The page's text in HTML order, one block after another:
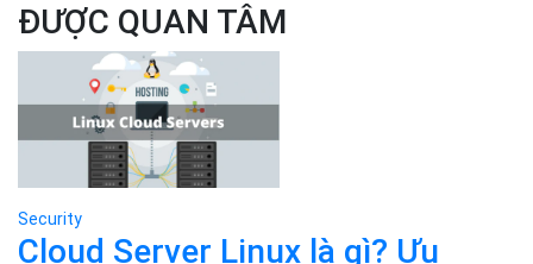
ĐƯỢC QUAN TÂM
Security
Cloud Server Linux là gì? Ưu